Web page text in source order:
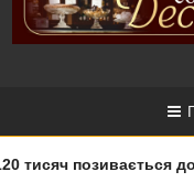
позивається до